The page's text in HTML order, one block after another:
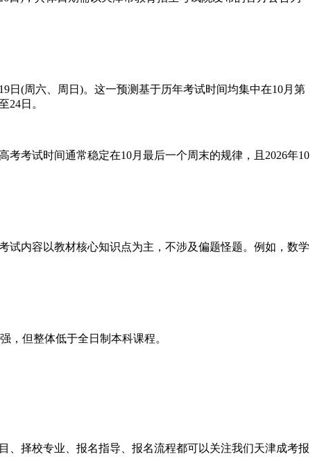
日(周六、周日)。这一预测基于历年考试时间均集中在10月第
24日。
考试时间通常稳定在10月最后一个周末的规律，且2026年10
内容以教材核心知识点为主，不涉及偏题怪题。例如，数学
但整体低于全日制本科课程。
形填空等客观题分值较高，语文作文占60分。
程，总分600分，录取分数也相对较低。以2024年为例，高
、择校专业、报名指导、报名流程都可以关注我们天津成考报